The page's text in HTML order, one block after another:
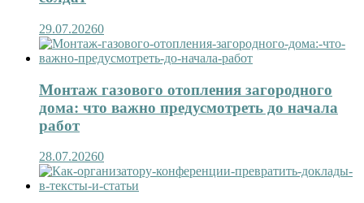
29.07.20260
Монтаж газового отопления загородного
дома: что важно предусмотреть до начала
работ
28.07.20260